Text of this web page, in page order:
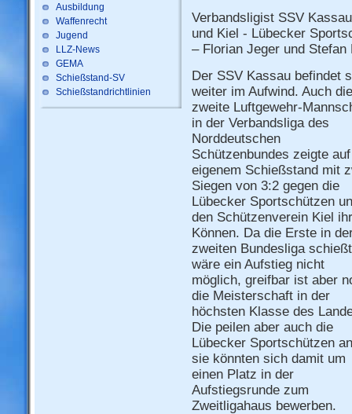
Ausbildung
Waffenrecht
Jugend
LLZ-News
GEMA
Schießstand-SV
Schießstandrichtlinien
Verbandsligist SSV
und Kiel - Lübecker
– Florian Jeger und
Der SSV Kassau befindet
weiter im Aufwind. Auch die
zweite Luftgewehr-
in der Verbandsliga des
Norddeutschen
Schützenbundes zeigte auf
eigenem Schießstand mit
Siegen von 3:2 gegen die
Lübecker Sportschützen
den Schützenverein Kiel ihr
Können. Da die Erste in
zweiten Bundesliga
wäre ein Aufstieg nicht
möglich, greifbar ist aber
die Meisterschaft in der
höchsten Klasse des
Die peilen aber auch die
Lübecker Sportschützen
sie könnten sich damit um
einen Platz in der
Aufstiegsrunde zum
Zweitligahaus bewerben.